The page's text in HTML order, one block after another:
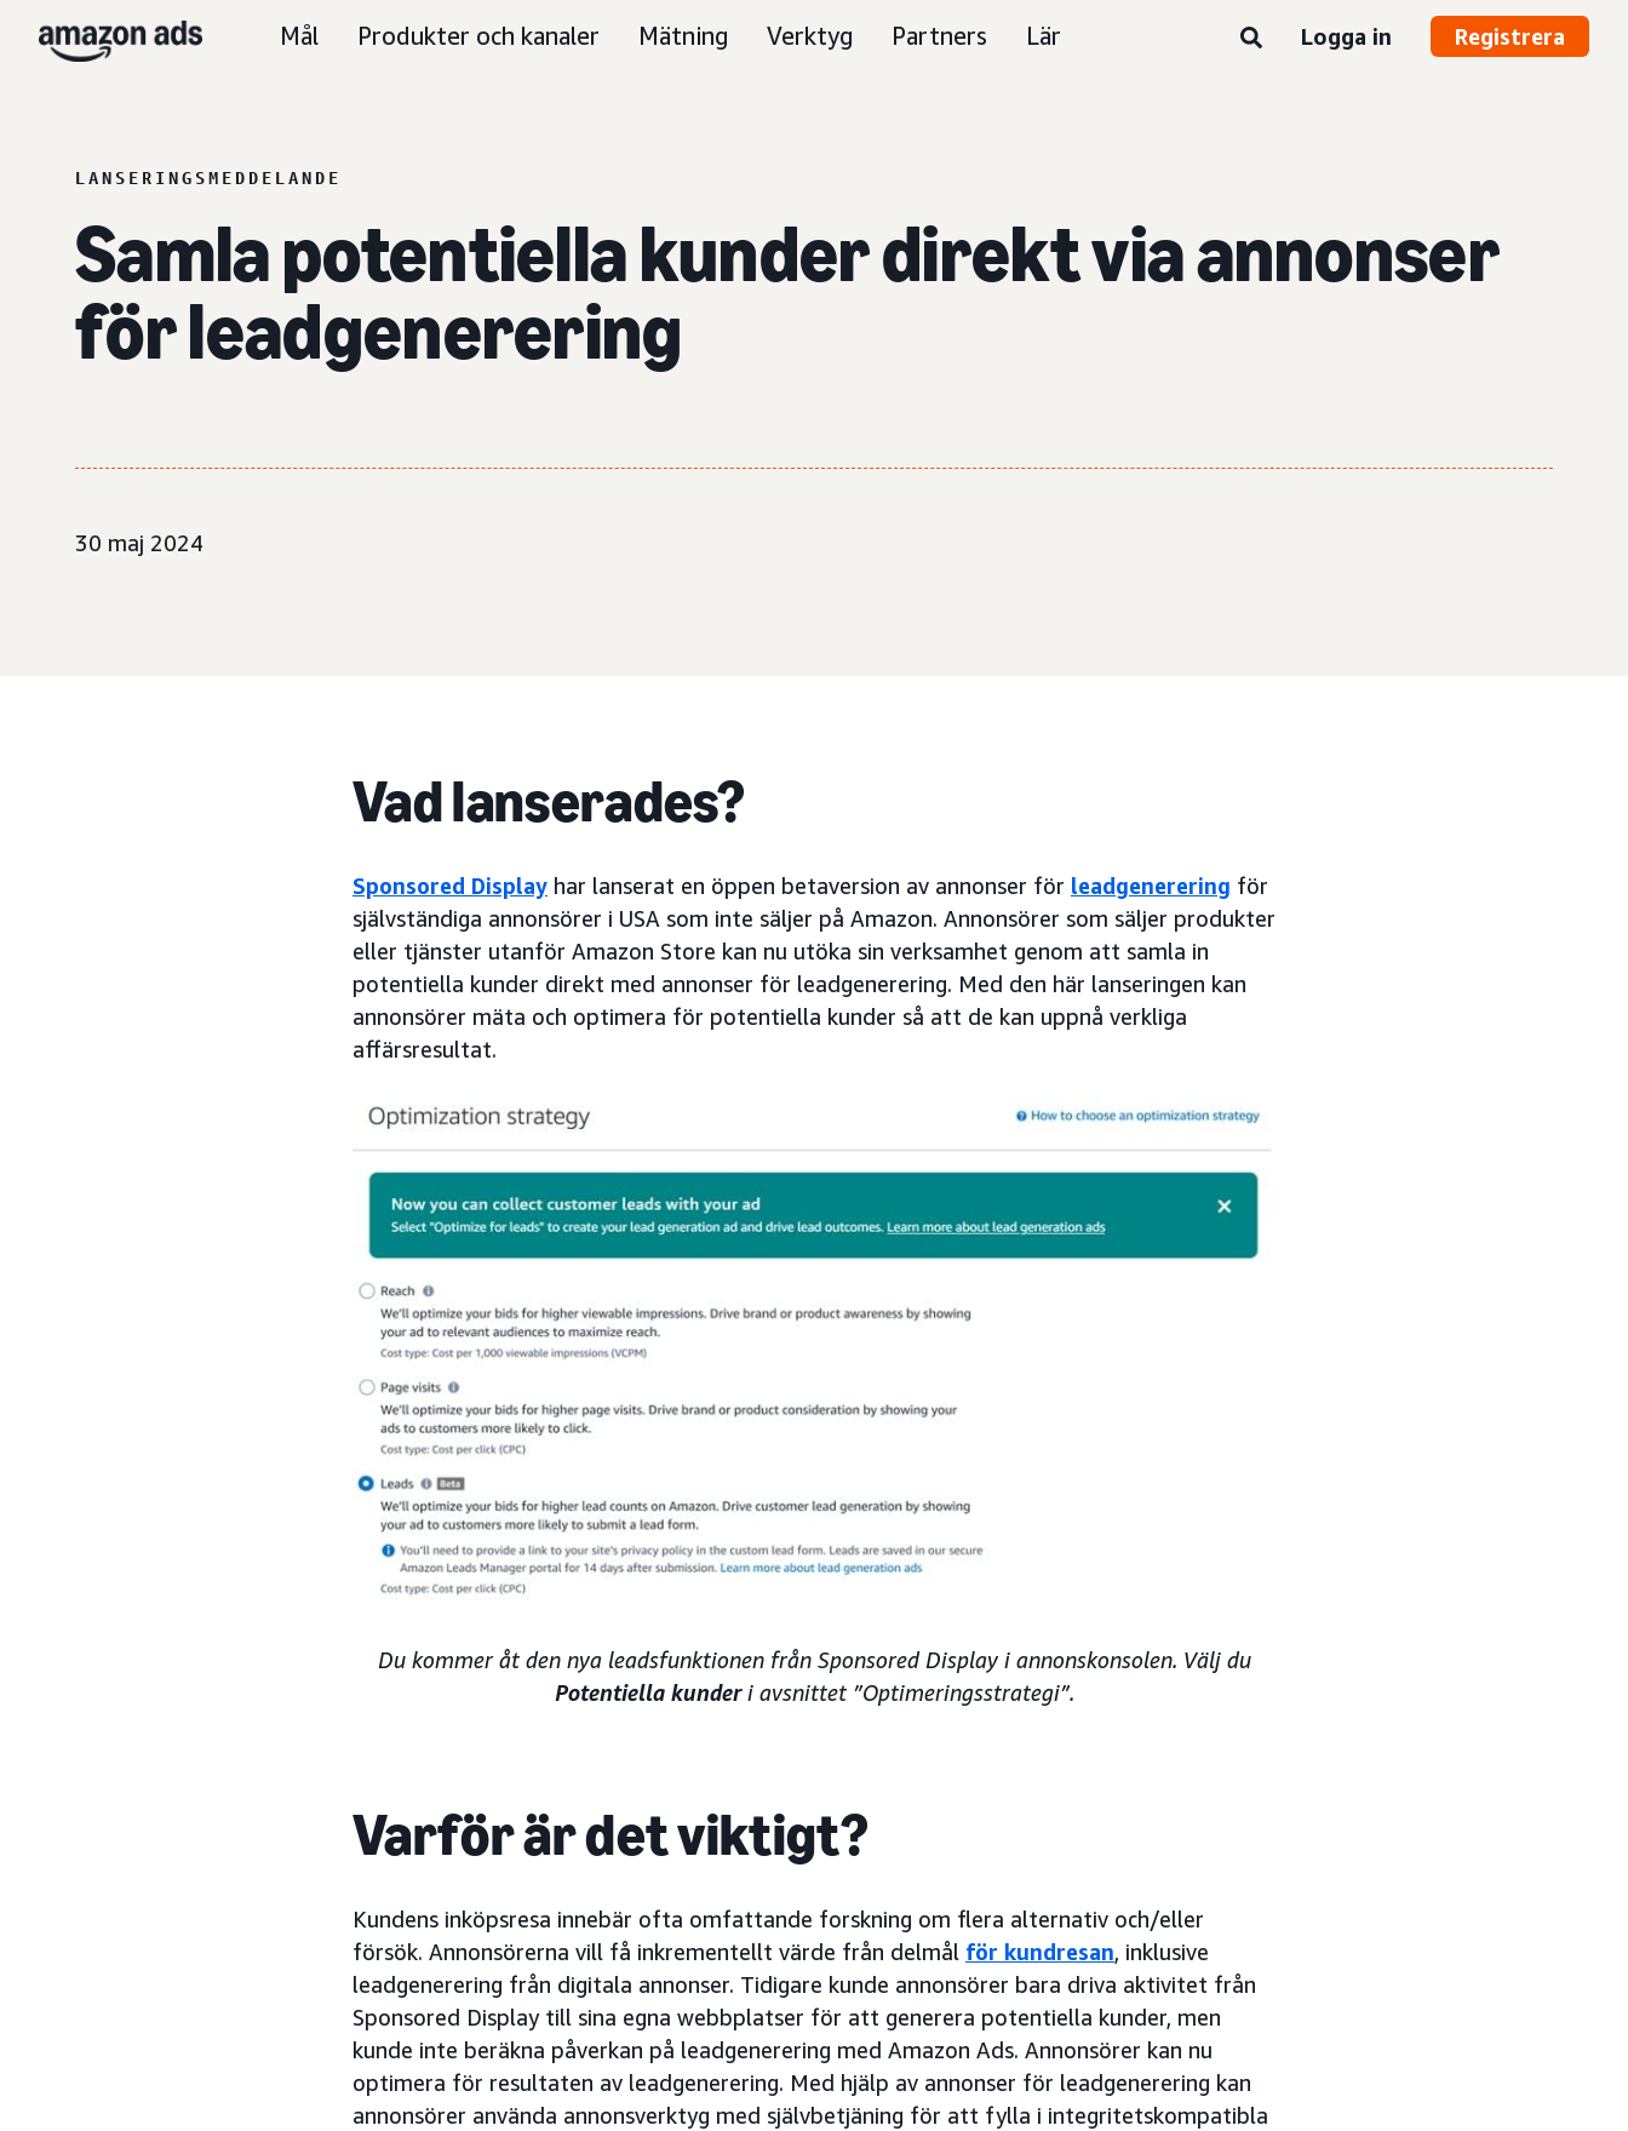
Mål Produkter och kanaler Mätning Verktyg Partners Lär Logga in Registrera
LANSERINGSMEDDELANDE
Samla potentiella kunderdirekt via annonser
för leadgenerering
30 maj 2024
Vad lanserades?
Sponsored Display har lanserat en öppen betaversion av annonser för leadgenerering för
självständiga annonsörer i USA som inte säljer på Amazon. Annonsörer som säljer produkter
eller tjänster utanför Amazon Store kan nu utöka sin verksamhet genom att samla in
potentiella kunder direkt med annonser för leadgenerering. Med den här lanseringen kan
annonsörer mäta och optimera för potentiella kunder så att de kan uppnå verkliga
affärsresultat.
Du kommer åt den nya leadsfunktionen från Sponsored Display i annonskonsolen. Välj du
Potentiella kunderi avsnittet ”Optimeringsstrategi”.
Varför är det viktigt?
Kundens inköpsresa innebär ofta omfattande forskning om flera alternativ och/eller
försök. Annonsörerna vill få inkrementellt värde från delmål för kundresan, inklusive
leadgenerering från digitala annonser. Tidigare kunde annonsörer bara driva aktivitet från
Sponsored Display till sina egna webbplatser för att generera potentiella kunder, men
kunde inte beräkna påverkan på leadgenerering med Amazon Ads. Annonsörer kan nu
optimera för resultaten av leadgenerering. Med hjälp av annonser för leadgenerering kan
annonsörer använda annonsverktyg med självbetjäning för att fylla i integritetskompatibla